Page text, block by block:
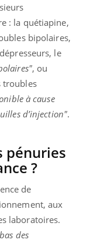
: la quétiapine,
bipolaires,
le
, ou
troubles
à cause
d’injection".
pénuries
?
de
aux
laboratoires.
des